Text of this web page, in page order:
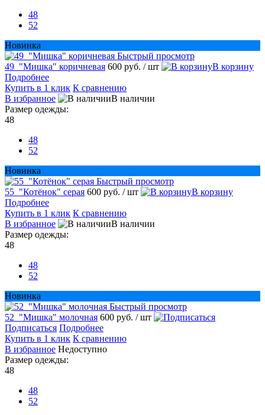
48
52
Новинка
Быстрый просмотр
49_"Мишка" коричневая 600 руб. / шт
В корзину
Подробнее
Купить в 1 клик К сравнению
В избранное
В наличии
Размер одежды:
48
48
52
Новинка
Быстрый просмотр
55_"Котёнок" серая 600 руб. / шт
В корзину
Подробнее
Купить в 1 клик К сравнению
В избранное
В наличии
Размер одежды:
48
48
52
Новинка
Быстрый просмотр
52_"Мишка" молочная 600 руб. / шт
Подписаться Подробнее
Купить в 1 клик К сравнению
В избранное Недоступно
Размер одежды:
48
48
52